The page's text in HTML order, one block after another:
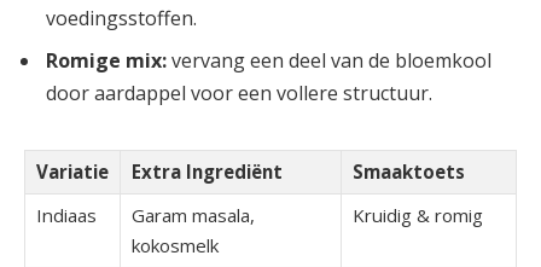
voedingsstoffen.
Romige mix:vervang een deel ​van de bloemkool
door aardappel voor een vollere structuur.
Variatie Extra Ingrediënt
Smaaktoets
Indiaas
Garam masala,
kokosmelk
Kruidig⁢ & romig